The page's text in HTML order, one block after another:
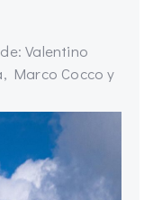
Valentino
Marco Cocco y